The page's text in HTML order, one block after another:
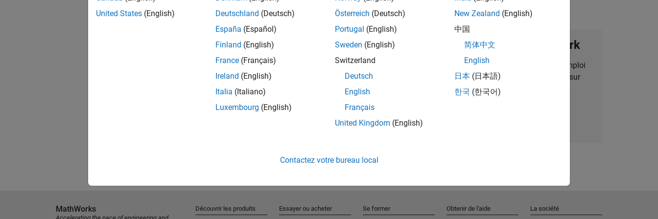
Rejoignez notre Talent Network
Recevez des alertes pour des opportunités d'emploi
personnalisées, des articles et des actualités sur
l'entreprise.
United States (English)
Deutschland (Deutsch)
España (Español)
Finland (English)
France (Français)
Ireland (English)
Italia (Italiano)
Luxembourg (English)
Österreich (Deutsch)
Portugal (English)
Sweden (English)
Switzerland
Deutsch
English
Français
United Kingdom (English)
New Zealand (English)
中国
简体中文
English
日本 (日本語)
한국 (한국어)
Contactez votre bureau local
MathWorks Découvrir les produits Essayer ou acheter Se former Obtenir de l'aide La société